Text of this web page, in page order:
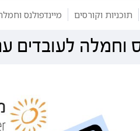
תוכניות וקורסים מיינדפולנס
וחמלה לעובדים